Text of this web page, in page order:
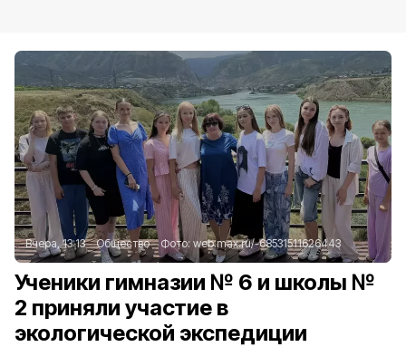
Вчера, 13:13 Общество Фото:web.max.ru/-68531511626443
Ученики гимназии № 6 и школы №
2 приняли участие в
экологической экспедиции